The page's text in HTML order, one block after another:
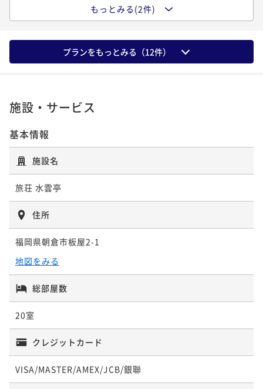
【源泉かけ流し温泉付き】洋室 スタンダ
64平米 禁煙 有料Wi-Fi
ツイン
64平米 禁煙
もっとみる(2件)
プランをもっとみる（12件）
施設・サービス
基本情報
施設名
旅荘 水雲亭
住所
福岡県朝倉市板屋2-1
地図をみる
総部屋数
20室
クレジットカード
VISA/MASTER/AMEX/JCB/銀聯